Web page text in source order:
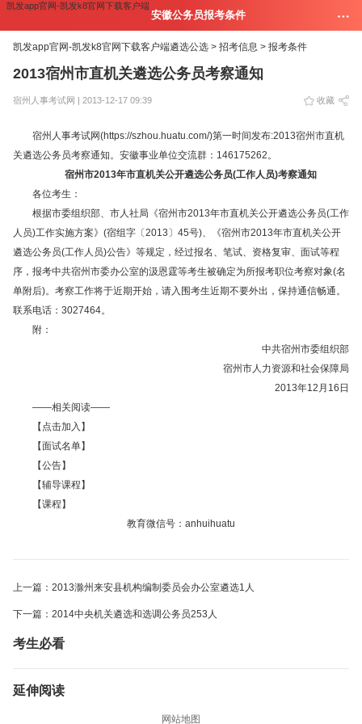
凯发app官网-凯发k8官网下载客户端
安徽公务员报考条件
凯发app官网-凯发k8官网下载客户端遴选公选 > 招考信息 > 报考条件
2013宿州市直机关遴选公务员考察通知
宿州人事考试网 | 2013-12-17 09:39 收藏
宿州人事考试网(https://szhou.huatu.com/)第一时间发布:2013宿州市直机
关遴选公务员考察通知。安徽事业单位交流群：146175262。
宿州市2013年市直机关公开遴选公务员(工作人员)考察通知
各位考生：
根据市委组织部、市人社局《宿州市2013年市直机关公开遴选公务员(工作
人员)工作实施方案》(宿组字〔2013〕45号)、《宿州市2013年市直机关公开
遴选公务员(工作人员)公告》等规定，经过报名、笔试、资格复审、面试等程
序，报考中共宿州市委办公室的汲恩霆等考生被确定为所报考职位考察对象(名
单附后)。考察工作将于近期开始，请入围考生近期不要外出，保持通信畅通。
联系电话：3027464。
附：
中共宿州市委组织部
宿州市人力资源和社会保障局
2013年12月16日
——相关阅读——
【点击加入】
【面试名单】
【公告】
【辅导课程】
【课程】
教育微信号：anhuihuatu
上一篇：2013滁州来安县机构编制委员会办公室遴选1人
下一篇：2014中央机关遴选和选调公务员253人
考生必看
延伸阅读
网站地图